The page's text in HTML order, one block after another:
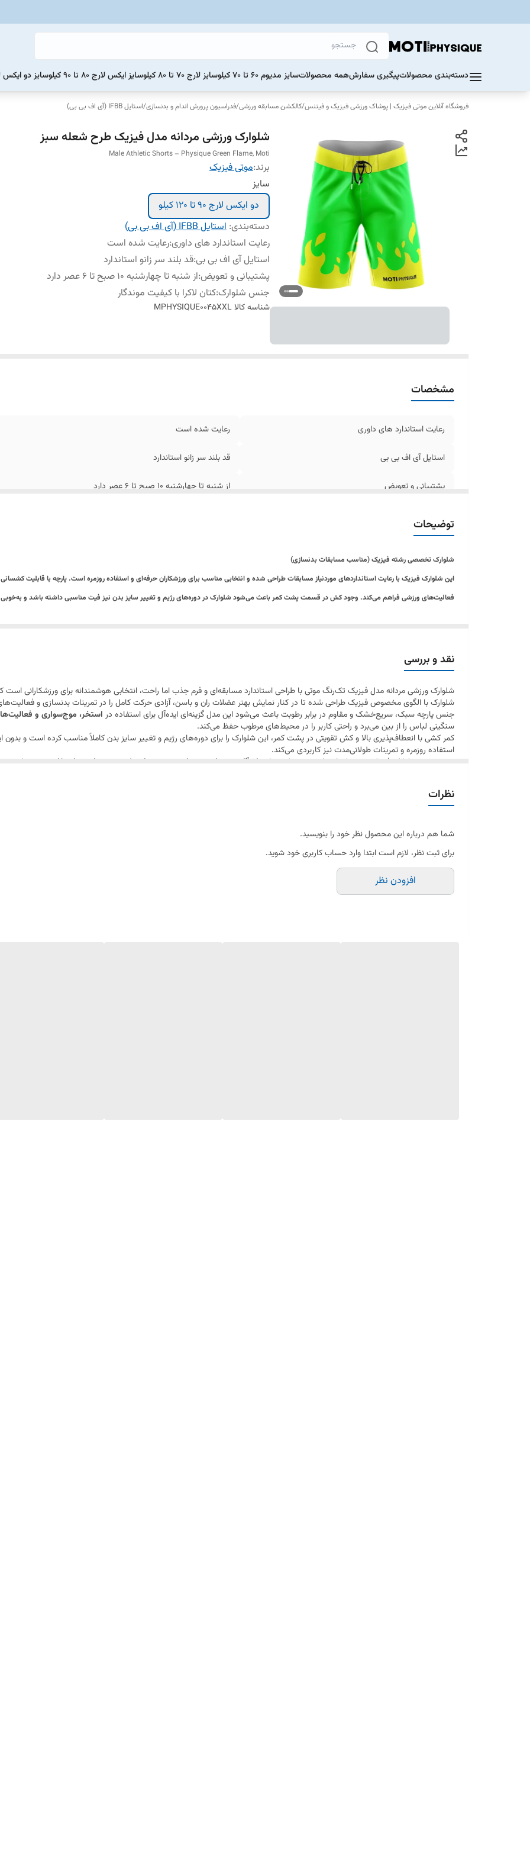
دسته‌بندی محصولاتپیگیری سفارشهمه محصولاتسایز مدیوم 60 تا 70 کیلو سایز لارج 70 تا 80 کیلو سایز ایکس لارج 80 تا 90 کیلو سایز دو ایکس لارج 90 تا
فروشگاه آنلاین موتی فیزیک | پوشاک ورزشی فیزیک و فیتنس/کالکشن مسابقه ورزشی/فدراسیون پرورش اندام و بدنسازی/استایل IFBB (آی اف بی بی)
شلوارک ورزشی مردانه مدل فیزیک طرح شعله سبز
Male Athletic Shorts – Physique Green Flame, Moti
برند:موتی فیزیک
سایز
دو ایکس لارج 90 تا 120 کیلو
دسته‌بندی: استایل IFBB (آی اف بی بی)
رعایت استاندارد های داوری:رعایت شده است
استایل آی اف بی بی:قد بلند سر زانو استاندارد
پشتیبانی و تعویض:از شنبه تا چهارشنبه 10 صبح تا 6 عصر دارد
جنس شلوارک:کتان لاکرا با کیفیت موندگار
شناسه کالاMPHYSIQUE0045XXL
مشخصات
رعایت استاندارد های داوری رعایت شده است
استایل آی اف بی بی قد بلند سر زانو استاندارد
پشتیبانی و تعویض از شنبه تا چهارشنبه 10 صبح تا 6 عصر دارد
توضیحات
شلوارک تخصصی رشته فیزیک (مناسب مسابقات بدنسازی)
این شلوارک فیزیک با رعایت استانداردهای موردنیاز مسابقات طراحی شده و انتخابی مناسب برای ورزشکاران حرفه‌ای و استفاده روزمره است. پارچه با قابلیت
فعالیت‌های ورزشی فراهم می‌کند. وجود کش در قسمت پشت کمر باعث می‌شود شلوارک در دوره‌های رژیم و تغییر سایز بدن نیز فیت مناسبی داشته باشد و
طراحی‌شده مطابق استانداردهای مسابقات و صحنه
قد بلند استاندارد تا سر زانو و قواره آزاد
پارچه کشی و طرح چرم براق اعلا
نوار و برش هلالی در کنار پا
نقد و بررسی
شلوارک ورزشی مردانه مدل فیزیک تک‌رنگ موتی با طراحی استاندارد مسابقه‌ای و فرم جذب اما راحت، انتخابی هوشمندانه برای ورزشکارانی
شلوارک با الگوی مخصوص فیزیک طراحی شده تا در کنار نمایش بهتر عضلات ران و باسن، آزادی حرکت کامل را در تمرینات بدنسازی و
جنس پارچه سبک، سریع‌خشک و مقاوم در برابر رطوبت باعث می‌شود این مدل گزینه‌ای ایده‌آل برای استفاده در استخر، موج‌سواری و
سنگینی لباس را از بین می‌برد و راحتی کاربر را در محیط‌های مرطوب حفظ می‌کند.
کمر کشی با انعطاف‌پذیری بالا و کش تقویتی در پشت کمر، این شلوارک را برای دوره‌های رژیم و تغییر سایز بدن کاملاً مناسب کرده است و
استفاده روزمره و تمرینات طولانی‌مدت نیز کاربردی می‌کند.
در مجموع، شلوارک فیزیک موتی یک انتخاب چندمنظوره برای
باشگاه، تمرینات بدنسازی، دویدن، استخر، موج‌سواری و استفاده روزمره
است؛
نظرات
شما هم درباره این محصول نظر خود را بنویسید.
برای ثبت نظر، لازم است ابتدا وارد حساب کاربری خود شوید.
افزودن نظر